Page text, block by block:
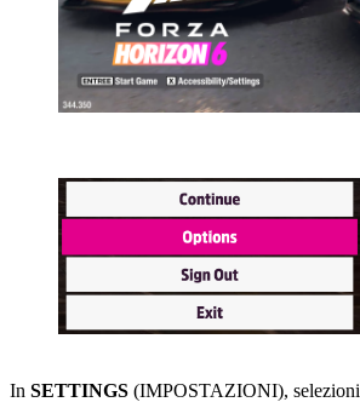
In SETTINGS (IMPOSTAZIONI), selezioni